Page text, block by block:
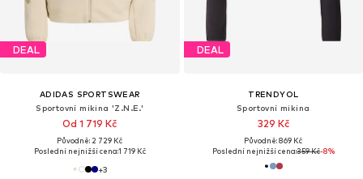
DEAL
ADIDAS SPORTSWEAR
Sportovní mikina 'Z.N.E.'
Od 1 719 Kč
Původně: 2 729 Kč
Poslední nejnižší cena:1 719 Kč
+3
DEAL
TRENDYOL
Sportovní mikina
329 Kč
Původně: 869 Kč
Poslední nejnižší cena:359 Kč-8%